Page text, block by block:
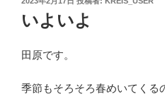
稿
日:
いよいよ
田原です。
季節もそろそろ春めいてくる